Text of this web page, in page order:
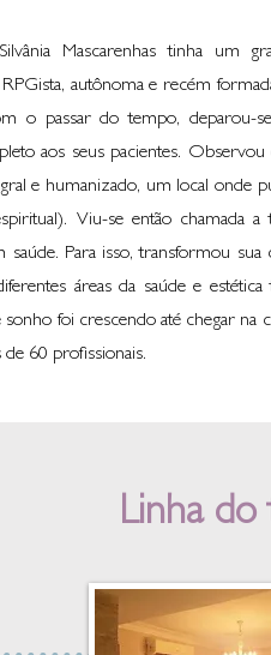
Mascarenhas tinha um
autônoma e recém
o passar do tempo, deparou-
aos seus pacientes. Observou
e humanizado, um local onde
Viu-se então chamada a
Para isso, transformou
áreas da saúde e
foi crescendo até chegar na
60 profissionais.
Linha